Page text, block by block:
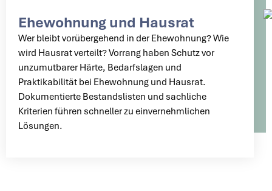
Ehewohnung und Hausrat
Wer bleibt vorübergehend in der Ehewohnung? Wie
wird Hausrat verteilt? Vorrang haben Schutz vor
unzumutbarer Härte, Bedarfslagen und
Praktikabilität bei Ehewohnung und Hausrat.
Dokumentierte Bestandslisten und sachliche
Kriterien führen schneller zu einvernehmlichen
Lösungen.